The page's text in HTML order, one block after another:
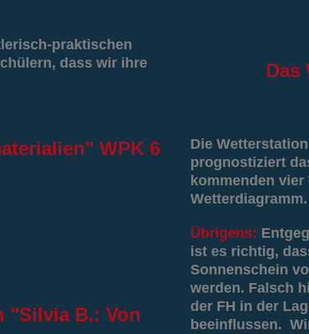
praktischen
dass wir ihre
WPK 6
"Silvia B.: Von
Das
Die
prognostiziert
kommenden
Wetterdiagramm.
Übrigens:
ist es richtig,
Sonnenschein
werden. Falsch
der FH in der
beeinflussen.